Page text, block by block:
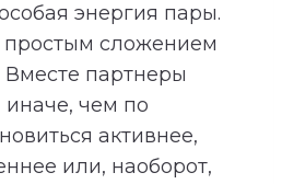
энергия пары.
простым сложением
Вместе партнеры
иначе, чем по
активнее,
или, наоборот,